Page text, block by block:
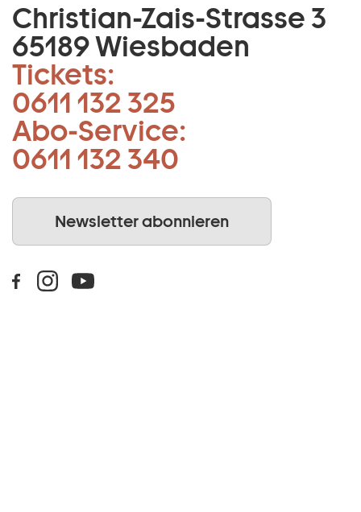
Christian-Zais-Strasse 3
65189 Wiesbaden
Tickets:
0611 132 325
Abo-Service:
0611 132 340
Newsletter abonnieren